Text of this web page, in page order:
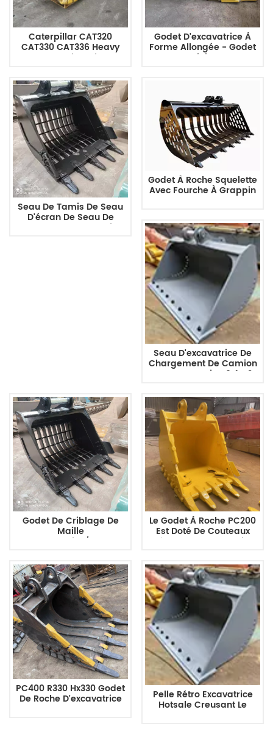
Caterpillar CAT320
CAT330 CAT336 Heavy
Duty Rock Bucket
Godet D'excavatrice À
Forme Allongée - Godet
Minier
Seau De Tamis De Seau
D'écran De Seau De
Squelette D'excavatrice
Godet À Roche Squelette
Avec Fourche À Grappin
5 À 30 Tonnes Pour La
Construction
Seau D'excavatrice De
Chargement De Camion
De Construction 0.4m3
Godet De Criblage De
Maille
D'excavatrice/godet
Le Godet À Roche PC200
Est Doté De Couteaux
Latéraux Et De Protections
PC400 R330 Hx330 Godet
De Roche D'excavatrice Pelle Rétro Excavatrice
Hotsale Creusant Le